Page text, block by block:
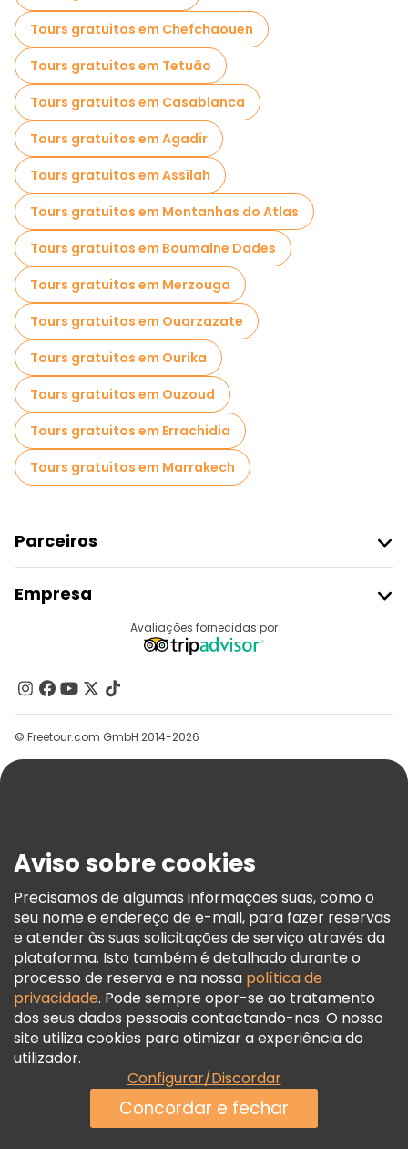
Passeios de bicicleta em Rabat
Passeios gastronômicos em Rabat
Passeios gratuitos perto Hassan Tower
Passeios gratuitos perto Kasbah of the Udayas
Tours gratuitos em Chefchaouen
Tours gratuitos em Tetuão
Tours gratuitos em Casablanca
Tours gratuitos em Agadir
Tours gratuitos em Assilah
Tours gratuitos em Montanhas do Atlas
Tours gratuitos em Boumalne Dades
Tours gratuitos em Merzouga
Tours gratuitos em Ouarzazate
Tours gratuitos em Ourika
Tours gratuitos em Ouzoud
Tours gratuitos em Errachidia
Tours gratuitos em Marrakech
Parceiros
Registo Do Fornecedor
Programa De Afiliados
Empresa
Contacte-Nos
Grupos
Ajuda
Termos E Informações Legais
Política De Cookies
Freetour Prémios
Programa De Fidelidade
Avaliações fornecidas por
© Freetour.com GmbH 2014-2026
Aviso sobre cookies
Precisamos de algumas informações suas, como o
seu nome e endereço de e-mail, para fazer reservas
e atender às suas solicitações de serviço através da
plataforma. Isto também é detalhado durante o
processo de reserva e na nossa política de
privacidade. Pode sempre opor-se ao tratamento
dos seus dados pessoais contactando-nos. O nosso
site utiliza cookies para otimizar a experiência do
utilizador.
Configurar/Discordar
Concordar e fechar